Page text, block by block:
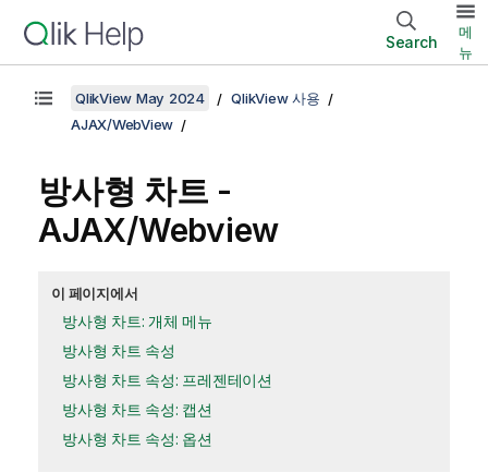
Search
메
뉴
QlikView May 2024
QlikView 사용
AJAX/WebView
방사형 차트 -
AJAX/Webview
이 페이지에서
방사형 차트: 개체 메뉴
방사형 차트 속성
방사형 차트 속성: 프레젠테이션
방사형 차트 속성: 캡션
방사형 차트 속성: 옵션